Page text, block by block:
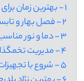
1 - بهترین زمان برای پرورش بلدرچین در خانه کی است؟
2 - فصل بهار و تابستان: زمان ایده آل
3 - دما و نور مناسب
4 - مدیریت تخمگذاری در زمستان
5 - شروع با تجهیزات مناسب